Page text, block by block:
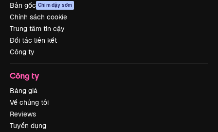
Bản gốc Chim dậy sớm
Chính sách cookie
Trung tâm tin cậy
Đối tác liên kết
Công ty
Công ty
Bảng giá
Về chúng tôi
Reviews
Tuyển dụng